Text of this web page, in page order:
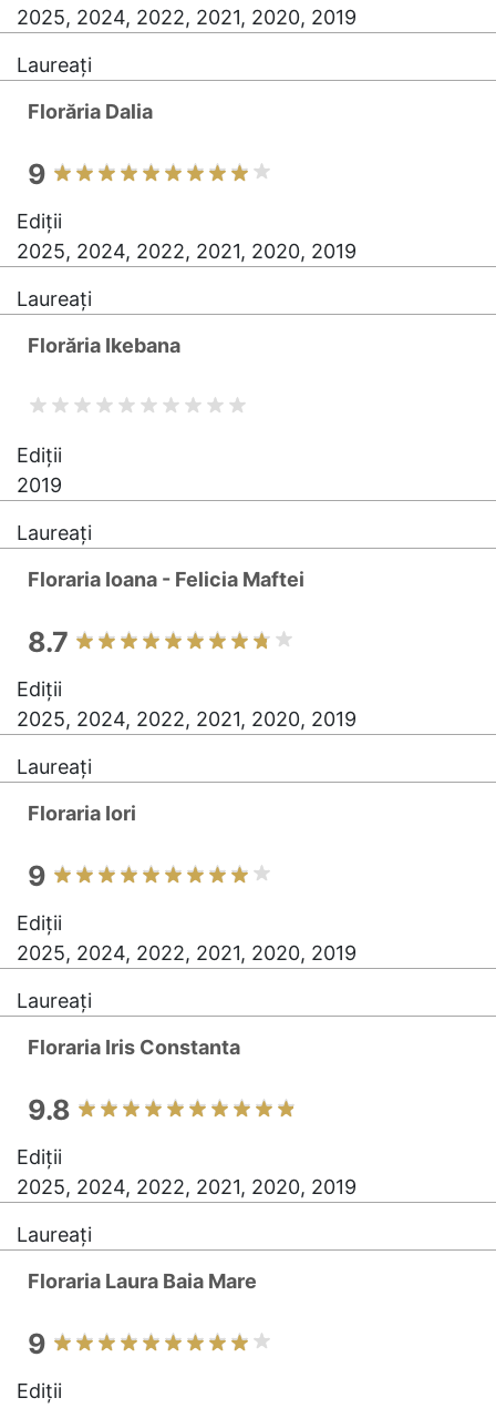
2025, 2024, 2022, 2021, 2020, 2019
Laureați
Florăria Dalia
9
Ediții
2025, 2024, 2022, 2021, 2020, 2019
Laureați
Florăria Ikebana
Ediții
2019
Laureați
Floraria Ioana - Felicia Maftei
8.7
Ediții
2025, 2024, 2022, 2021, 2020, 2019
Laureați
Floraria Iori
9
Ediții
2025, 2024, 2022, 2021, 2020, 2019
Laureați
Floraria Iris Constanta
9.8
Ediții
2025, 2024, 2022, 2021, 2020, 2019
Laureați
Floraria Laura Baia Mare
9
Ediții